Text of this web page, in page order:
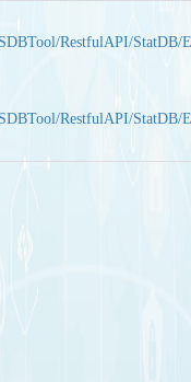
RestfulAPI/StatDB/
RestfulAPI/StatDB/